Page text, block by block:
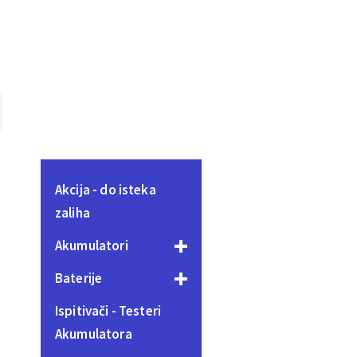
Akcija - do isteka
zaliha
Akumulatori
Baterije
Ispitivači - Testeri
Akumulatora